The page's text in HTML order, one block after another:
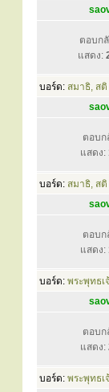
ตอบก
แสดง:
บอร์ด: สมาธิ, สติ
ตอบก
แสดง:
บอร์ด: สมาธิ, สติ
ตอบก
แสดง:
บอร์ด: พระพุทธเ
ตอบก
แสดง:
บอร์ด: พระพุทธเ